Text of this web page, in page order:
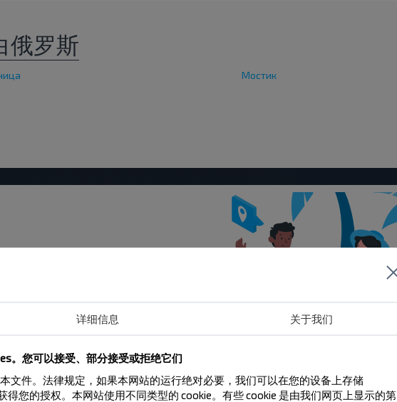
俄罗斯
Мостик
惠。 订阅接收新消息，和
详细信息 关于我们
。您可以接受、部分接受或拒绝它们
文件。法律规定，如果本网站的运行绝对必要，我们可以在您的设备上存储
得您的授权。本网站使用不同类型的 cookie。有些 cookie 是由我们网页上显示的第